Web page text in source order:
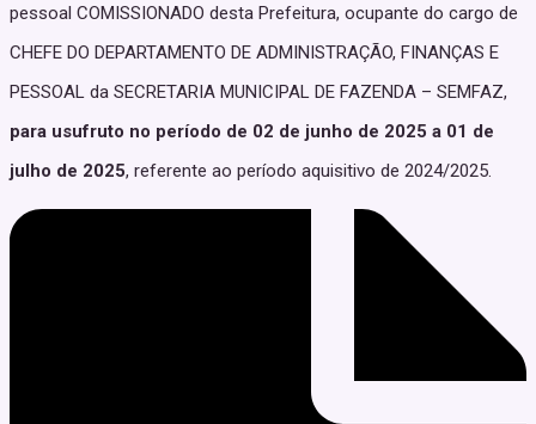
pessoal COMISSIONADO desta Prefeitura, ocupante do cargo de
CHEFE DO DEPARTAMENTO DE ADMINISTRAÇÃO, FINANÇAS E
PESSOAL da SECRETARIA MUNICIPAL DE FAZENDA – SEMFAZ,
para usufruto no período de 02 de junho de 2025 a 01 de
julho de 2025, referente ao período aquisitivo de 2024/2025.